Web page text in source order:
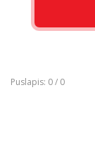
Puslapis: 0 / 0